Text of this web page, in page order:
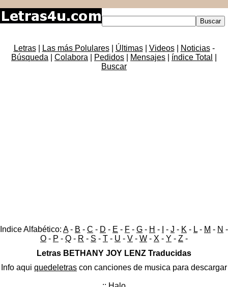
Letras| Las más Polulares| Últimas| Videos| Noticias-
Búsqueda
Colabora Pedidos Mensajes índice Total
Buscar
Indice Alfabético: A- B - C - D - E - F - G - H - - J - K - L - M - N -
O - P - Q - R - S - T - U - V - W - X - Y - Z -
Letras BETHANY JOY LENZ Traducidas
Info aqui quedeletras con canciones de musica para descargar